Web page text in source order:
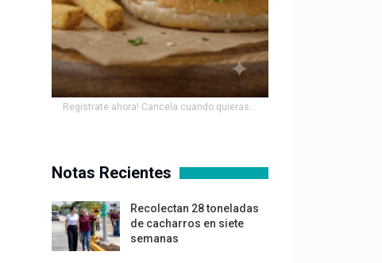
Registrate ahora! Cancela cuando quieras...
Notas Recientes
Recolectan 28 toneladas
de cacharros en siete
semanas